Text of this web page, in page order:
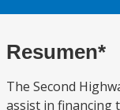
Resumen*
The Second
assist in financing